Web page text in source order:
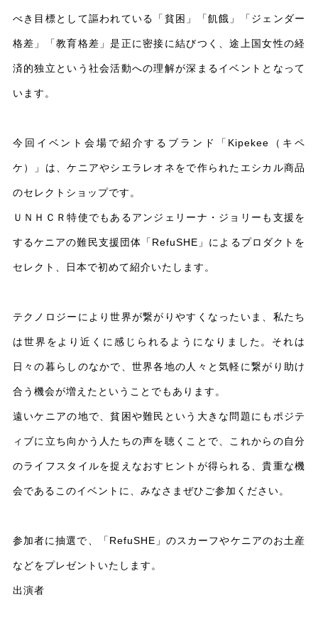
べき目標として謳われている「貧困」「飢餓」「ジェンダー
格差」「教育格差」是正に密接に結びつく、途上国女性の経
済的独立という社会活動への理解が深まるイベントとなって
います。
今回イベント会場で紹介するブランド「Kipekee（キペ
ケ）」は、ケニアやシエラレオネをで作られたエシカル商品
のセレクトショップです。
ＵＮＨＣＲ特使でもあるアンジェリーナ・ジョリーも支援を
するケニアの難民支援団体「RefuSHE」によるプロダクトを
セレクト、日本で初めて紹介いたします。
テクノロジーにより世界が繋がりやすくなったいま、私たち
は世界をより近くに感じられるようになりました。それは
日々の暮らしのなかで、世界各地の人々と気軽に繋がり助け
合う機会が増えたということでもあります。
遠いケニアの地で、貧困や難民という大きな問題にもポジテ
ィブに立ち向かう人たちの声を聴くことで、これからの自分
のライフスタイルを捉えなおすヒントが得られる、貴重な機
会であるこのイベントに、みなさまぜひご参加ください。
参加者に抽選で、「RefuSHE」のスカーフやケニアのお土産
などをプレゼントいたします。
出演者